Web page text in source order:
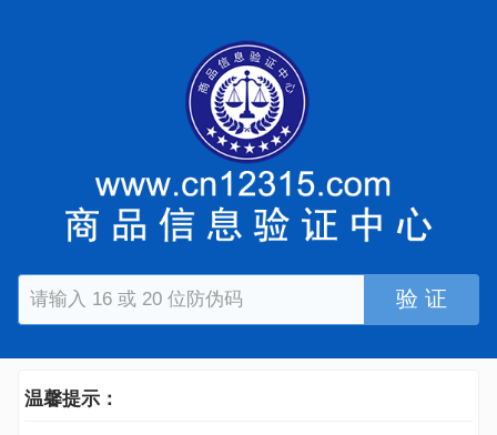
验 证
温馨提示：